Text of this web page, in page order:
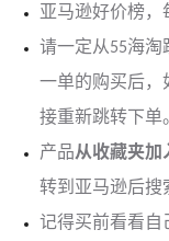
亚马逊好价榜，
请一定从55海淘
一单的购买后，
接重新跳转下单
产品从收藏夹加
转到亚马逊后搜
记得买前看看自